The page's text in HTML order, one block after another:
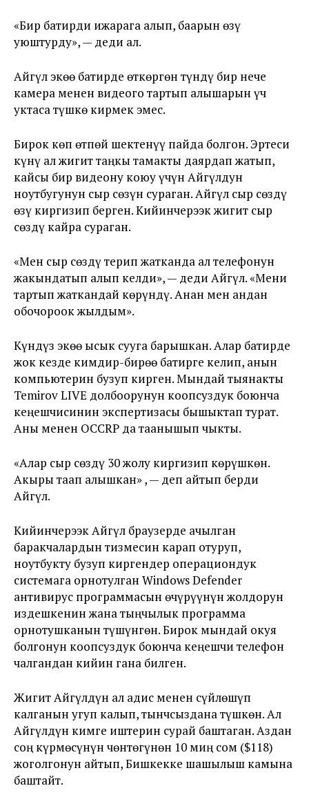
«Бир батирди ижарага алып, баарын өзү
уюштурду», — деди ал.
Айгүл экөө батирде өткөргөн түндү бир нече
камера менен видеого тартып алышарын үч
уктаса түшкө кирмек эмес.
Бирок көп өтпөй шектенүү пайда болгон. Эртеси
күнү ал жигит таңкы тамакты даярдап жатып,
кайсы бир видеону коюу үчүн Айгүлдун
ноутбугунун сыр сөзүн сураган. Айгүл сыр сөздү
өзү киргизип берген. Кийинчерээк жигит сыр
сөздү кайра сураган.
«Мен сыр сөздү терип жатканда ал телефонун
жакындатып алып келди», — деди Айгүл. «Мени
тартып жаткандай көрүндү. Анан мен андан
обочороок жылдым».
Күндүз экөө ысык сууга барышкан. Алар батирде
жок кезде кимдир-бирөө батирге келип, анын
компьютерин бузуп кирген. Мындай тыянакты
Temirov LIVE долбоорунун коопсуздук боюнча
кеңешчисинин экспертизасы бышыктап турат.
Аны менен OCCRP да таанышып чыкты.
«Алар сыр сөздү 30 жолу киргизип көрүшкөн.
Акыры таап алышкан» , — деп айтып берди
Айгүл.
Кийинчерээк Айгүл браузерде ачылган
баракчалардын тизмесин карап отуруп,
ноутбукту бузуп киргендер операциондук
системага орнотулган Windows Defender
антивирус программасын өчүрүүнүн жолдорун
издешкенин жана тыңчылык программа
орнотушканын түшүнгөн. Бирок мындай окуя
болгонун коопсуздук боюнча кеңешчи телефон
чалгандан кийин гана билген.
Жигит Айгүлдүн ал адис менен сүйлөшүп
калганын угуп калып, тынчсыздана түшкөн. Ал
Айгүлдүн кимге иштерин сурай баштаган. Аздан
соң күрмөсүнүн чөнтөгүнөн 10 миң сом ($118)
жоголгонун айтып, Бишкекке шашылыш камына
баштайт.